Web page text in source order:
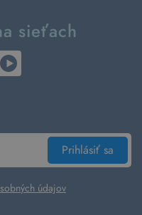
sieťach
Prihlásiť sa
údajov